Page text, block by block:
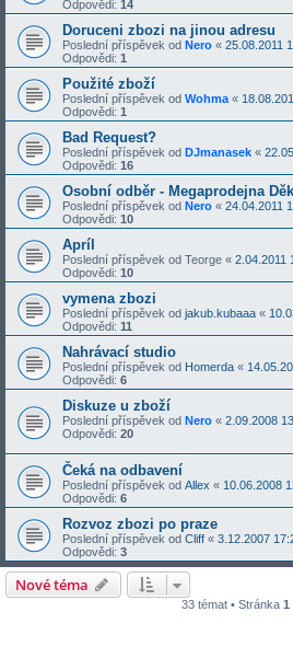
Odpovědi: 14
Doruceni zbozi na jinou adresu
Poslední příspěvek od Nero « 25.08.2011
Odpovědi: 1
Použité zboží
Poslední příspěvek od Wohma «
Odpovědi: 1
Bad Request?
Poslední příspěvek od DJmanasek «
Odpovědi: 16
Osobní odběr - Megaprodejna
Poslední příspěvek od Nero « 24.04.2011
Odpovědi: 10
Apríl
Poslední příspěvek od Teorge « 2.04.2011
Odpovědi: 10
vymena zbozi
Poslední příspěvek od jakub.kubaaa «
Odpovědi: 11
Nahrávací studio
Poslední příspěvek od Homerda «
Odpovědi: 6
Diskuze u zboží
Poslední příspěvek od Nero « 2.09.2008
Odpovědi: 20
Čeká na odbavení
Poslední příspěvek od Allex « 10.06.2008
Odpovědi: 6
Rozvoz zbozi po praze
Poslední příspěvek od Cliff « 3.12.2007
Odpovědi: 3
Nové téma
33 témat • Stránka 1